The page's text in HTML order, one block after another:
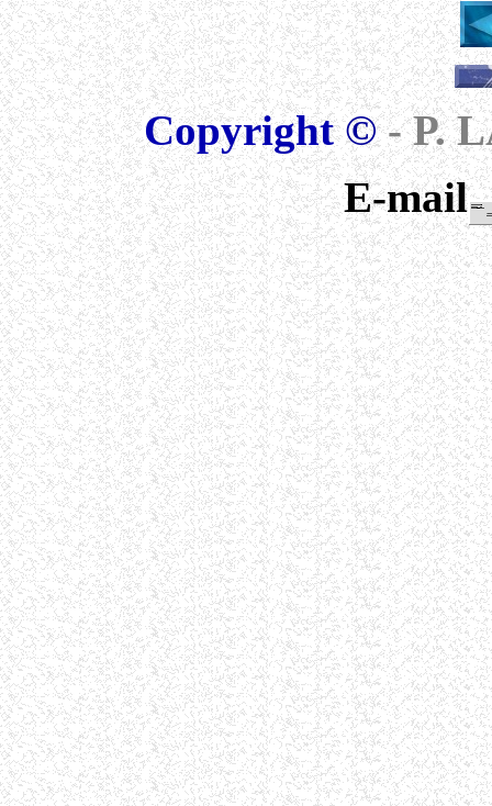
Copyright©- P.
E-mail